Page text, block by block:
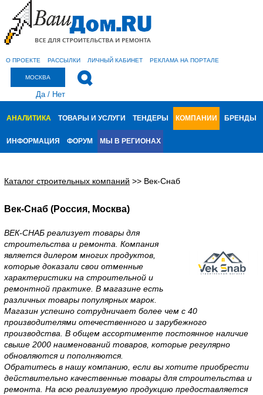
О ПРОЕКТЕ РАССЫЛКИ ЛИЧНЫЙ КАБИНЕТ РЕКЛАМА НА ПОРТАЛЕ
МОСКВА
Да/ Нет
АНАЛИТИКА ТОВАРЫ И УСЛУГИ ТЕНДЕРЫ КОМПАНИИ БРЕНДЫ
ИНФОРМАЦИЯ ФОРУМ МЫ В РЕГИОНАХ
Каталог строительных компаний >> Век-Снаб
Век-Снаб (Россия, Москва)
ВЕК-СНАБ реализует товары для
строительства и ремонта. Компания
является дилером многих продуктов,
которые доказали свои отменные
характеристики на строительной и
ремонтной практике. В магазине есть
различных товары популярных марок.
Магазин успешно сотрудничает более чем с 40
производителями отечественного и зарубежного
производства. В общем ассортименте постоянное наличие
свыше 2000 наименований товаров, которые регулярно
обновляются и пополняются.
Обратитесь в нашу компанию, если вы хотите приобрести
действительно качественные товары для строительства и
ремонта. На всю реализуемую продукцию предоставляется